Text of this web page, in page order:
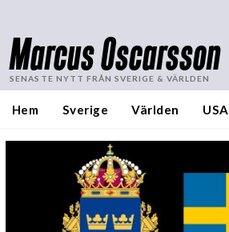
Marcus Oscarsson
SENASTE NYTT FRÅN SVERIGE & VÄRLDEN
Hem Sverige Världen USA